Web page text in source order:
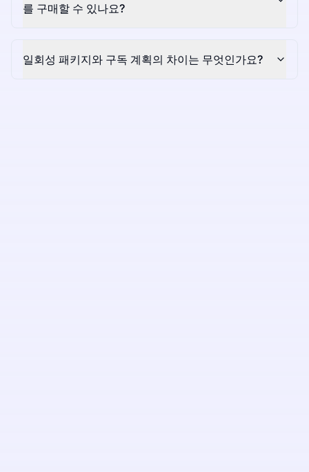
를 구매할 수 있나요?
일회성 패키지와 구독 계획의 차이는 무엇인가요?